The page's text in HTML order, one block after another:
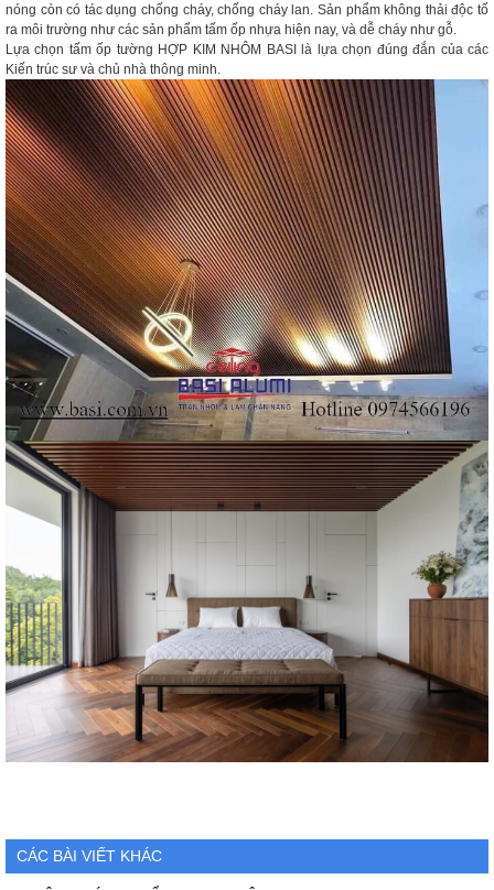
nóng còn có tác dụng chống cháy, chống cháy lan. Sản phẩm không thải độc tố
ra môi trường như các sản phẩm tấm ốp nhựa hiện nay, và dễ cháy như gỗ.
Lựa chọn tấm ốp tường HỢP KIM NHÔM BASI là lựa chọn đúng đắn của các
Kiến trúc sư và chủ nhà thông minh.
CÁC BÀI VIẾT KHÁC